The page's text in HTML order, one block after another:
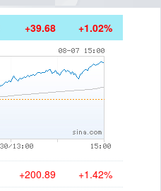
+39.68 +1.02%
+200.89 +1.42%